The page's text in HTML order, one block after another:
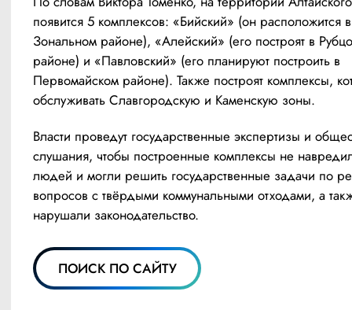
появится 5 комплексов: «Бийский» (он расположится в
Зональном районе), «Алейский» (его построят в
районе) и «Павловский» (его планируют построить в
Первомайском районе). Также построят комплексы,
обслуживать Славгородскую и Каменскую зоны.
Власти проведут государственные экспертизы и
слушания, чтобы построенные комплексы не
людей и могли решить государственные задачи по
вопросов с твёрдыми коммунальными отходами, а
нарушали законодательство.
ПОИСК ПО САЙТУ